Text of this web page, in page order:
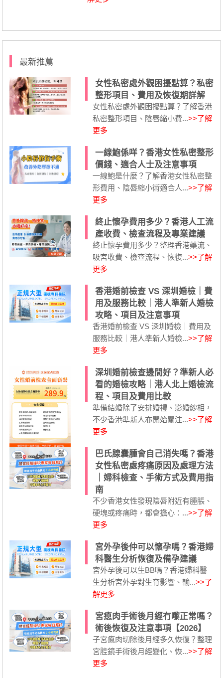
最新推薦
女性私密處外觀困擾點算？私密
整形項目、費用及恢復期詳解
女性私密處外觀困擾點算？了解香港
私密整形項目、陰唇縮小費...>>了解
更多
一線鮑係咩？香港女性私密整形
價錢、適合人士及注意事項
一線鮑是什麼？了解香港女性私密整
形費用、陰唇縮小術適合人...>>了解
更多
終止懷孕費用多少？香港人工流
產收費、檢查流程及專業建議
終止懷孕費用多少？整理香港藥流、
吸宮收費、檢查流程、恢復...>>了解
更多
香港婚前檢查 VS 深圳婚檢｜費
用及服務比較｜港人準新人婚檢
攻略、項目及注意事項
香港婚前檢查 VS 深圳婚檢｜費用及
服務比較｜港人準新人婚檢...>>了解
更多
深圳婚前檢查邊間好？準新人必
看的婚檢攻略｜港人北上婚檢流
程、項目及費用比較
準備結婚除了安排婚禮、影婚紗相，
不少香港準新人亦開始關注...>>了解
更多
巴氏腺囊腫會自己消失嗎？香港
女性私密處疼痛原因及處理方法
｜婦科檢查、手術方式及費用指
南
不少香港女性發現陰唇附近有腫脹、
硬塊或疼痛時，都會擔心：...>>了解
更多
宮外孕後仲可以懷孕嗎？香港婦
科醫生分析恢復及備孕建議
宮外孕後可以生BB嗎？香港婦科醫
生分析宮外孕對生育影響、輸...>>了
解更多
宮瘜肉手術後月經冇嚟正常嗎？
術後恢復及注意事項【2026】
子宮瘜肉切除後月經多久恢復？整理
宮腔鏡手術後月經變化、恢...>>了解
更多